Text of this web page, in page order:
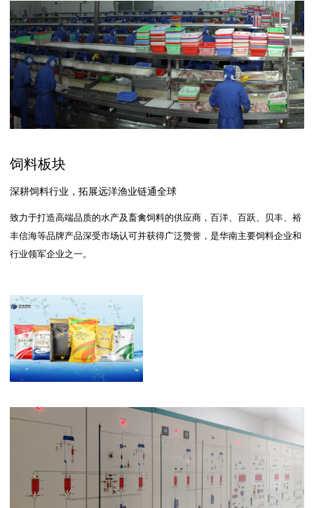
饲料板块
深耕饲料行业，拓展远洋渔业链通全球
致力于打造高端品质的水产及畜禽饲料的供应商，百洋、百跃、贝丰、裕
丰信海等品牌产品深受市场认可并获得广泛赞誉，是华南主要饲料企业和
行业领军企业之一。